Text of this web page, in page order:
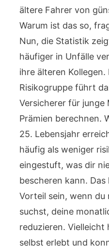
ältere Fahrer von
Warum ist das so,
Nun, die Statistik
häufiger in Unfälle
ihre älteren Kollegen.
Risikogruppe führt
Versicherer für junge
Prämien berechnen.
25. Lebensjahr
häufig als weniger
eingestuft, was dir
bescheren kann.
Vorteil sein, wenn
suchst, deine
reduzieren. Vielleicht
selbst erlebt und